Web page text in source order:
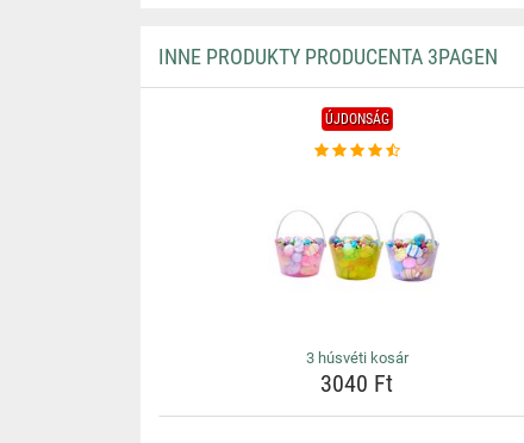
INNE PRODUKTY PRODUCENTA 3PAGEN
ÚJDONSÁG
3 húsvéti kosár
3040 Ft